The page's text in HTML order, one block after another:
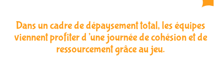
Dans un cadre de dépaysement total, les équipes
viennent profiter d’une journée de cohésion et de
ressourcement grâce au jeu.